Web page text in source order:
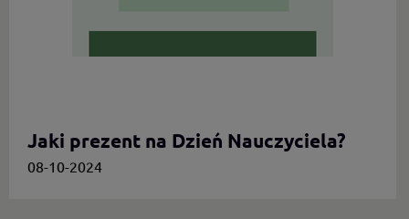
Jaki prezent na Dzień Nauczyciela?
08-10-2024